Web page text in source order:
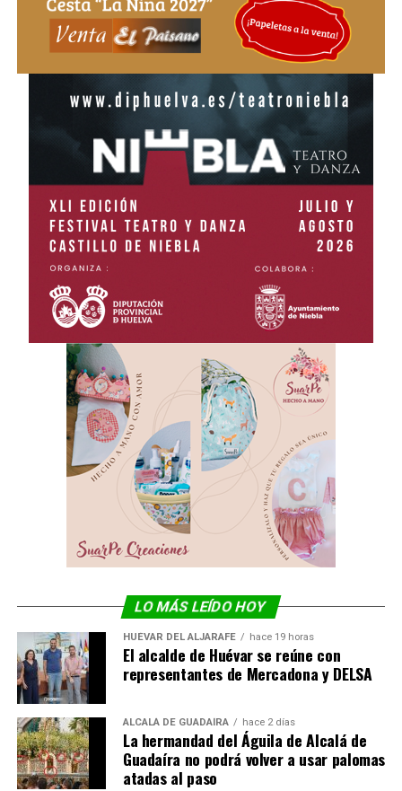
LO MÁS LEÍDO HOY
HUÉVAR DEL ALJARAFE hace 19 horas
El alcalde de Huévar se reúne con
representantes de Mercadona y DELSA
ALCALÁ DE GUADAÍRA hace 2 días
La hermandad del Águila de Alcalá de
Guadaíra no podrá volver a usar palomas
atadas al paso